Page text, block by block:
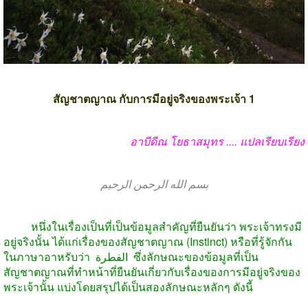
สัญชาตญาณ กับการมีอยู่จริงของพระเจ้า 1
อาบีดีณ โยธาสมุทร.... แปลเรียบเรียง
بسم الله الرحمن الرحيم
หนึ่งในเรื่องเป็นที่เป็นข้อมูลสำคัญที่ยืนยันว่า พระเจ้าทรงมี
อยู่จริงนั้น ได้แก่เรื่องของสัญชาตญาณ (Instinct) หรือที่รู้จักกัน
ในภาษาอาหรับว่า
ซึ่งลักษณะของข้อมูลที่เป็น
สัญชาตญาณที่ทำหน้าที่ยืนยันเกี่ยวกับเรื่องของการมีอยู่จริงของ
พระเจ้านั้น แบ่งโดยสรุปได้เป็นสองลักษณะหลักๆ ดังนี้